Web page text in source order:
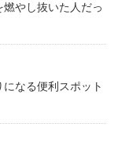
やし抜いた人だっ
なる便利スポット